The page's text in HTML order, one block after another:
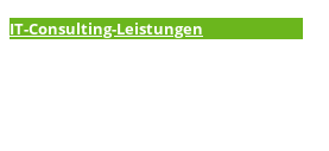
IT-Consulting-Leistungen